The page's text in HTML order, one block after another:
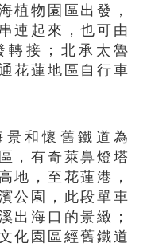
物園區出發，
連起來，也可由
轉接；北承太魯
花蓮地區自行車
和懷舊鐵道為
，有奇萊鼻燈塔
地，至花蓮港，
公園，此段單車
出海口的景緻；
化園區經舊鐵道